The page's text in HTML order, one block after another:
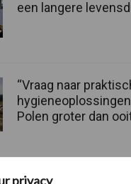
privacy
een langere
“Vraag naar
Polen groter dan